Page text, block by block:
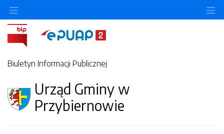
Biuletyn Informacji Publicznej
Urząd Gminy w
Przybiernowie